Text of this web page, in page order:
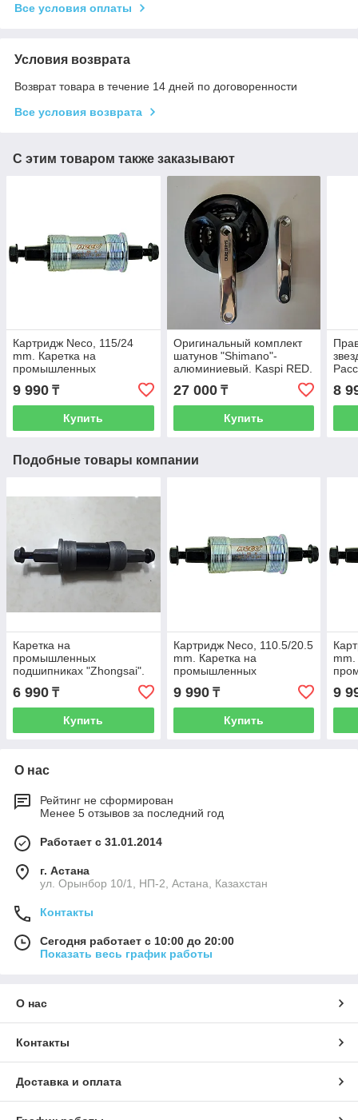
Все условия оплаты
Условия возврата
Возврат товара в течение 14 дней по договоренности
Все условия возврата
С этим товаром также заказывают
Картридж Neco, 115/24
mm. Каретка на
промышленных
подшипниках. Kaspi RED.
Рассрочка
9 990 ₸
Купить
Оригинальный комплект
шатунов "Shimano"-
алюминиевый. Kaspi RED.
Рассрочка
27 000₸
Купить
8
Подобные товары компании
Каретка на
промышленных
подшипниках "Zhongsai".
Картридж 122,5/28,5 mm.
Kaspi RED. Рассрочка
6 990 ₸
Купить
Картридж Neco, 110.5/20.5
mm. Каретка на
промышленных
подшипниках. Kaspi RED.
Рассрочка
9 990₸
Купить
mm.
9
О нас
Рейтинг не сформирован
Менее 5 отзывов за последний год
Работает с 31.01.2014
г. Астана
ул. Орынбор 10/1, НП-2, Астана, Казахстан
Контакты
Сегодня работает с 10:00 до 20:00
Показать весь график работы
О нас
Контакты
Доставка и оплата